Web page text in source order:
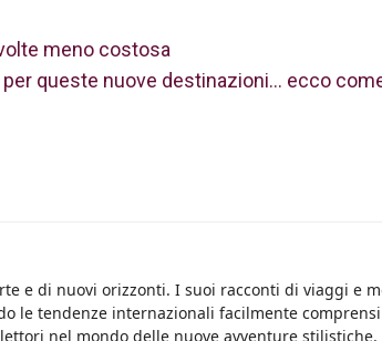
meno costosa
queste nuove destinazioni… ecco
e di nuovi orizzonti. I suoi racconti di viaggi e
le tendenze internazionali facilmente
nel mondo delle nuove avventure stilistiche.